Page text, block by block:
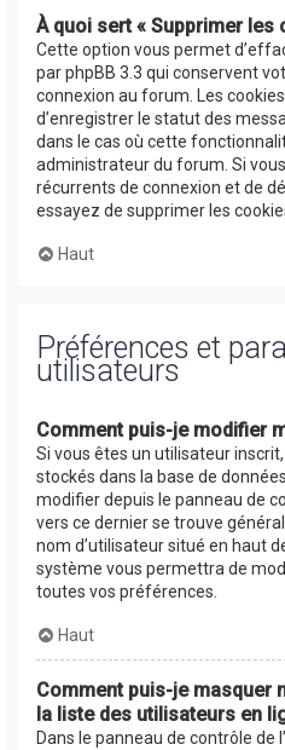
À quoi sert « Supprimer les
Cette option vous permet
par phpBB 3.3 qui conservent
connexion au forum. Les
d’enregistrer le statut des
dans le cas où cette
administrateur du forum. Si
récurrents de connexion et de
essayez de supprimer les
Haut
Préférences et
utilisateurs
Comment puis-je modifier
Si vous êtes un utilisateur
stockés dans la base de
modifier depuis le panneau de
vers ce dernier se trouve
nom d’utilisateur situé en haut
système vous permettra de
toutes vos préférences.
Haut
Comment puis-je masquer
la liste des utilisateurs en
Dans le panneau de contrôle de